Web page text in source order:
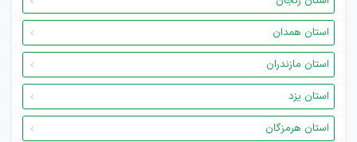
استان همدان
استان مازندران
استان یزد
استان هرمزگان